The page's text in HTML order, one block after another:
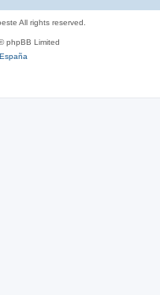
All rights reserved.
phpBB Limited